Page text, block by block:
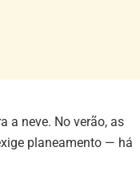
planeamento — há